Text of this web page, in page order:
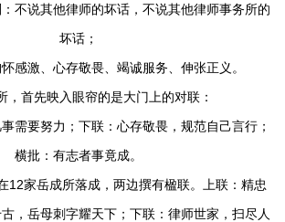
不说其他律师的坏话，不说其他律师事务所的
坏话；
怀感激、心存敬畏、竭诚服务、伸张正义。
，首先映入眼帘的是大门上的对联：
需要努力；下联：心存敬畏，规范自己言行；
横批：有志者事竟成。
12家岳成所落成，两边撰有楹联。上联：精忠
，岳母刺字耀天下；下联：律师世家，扫尽人